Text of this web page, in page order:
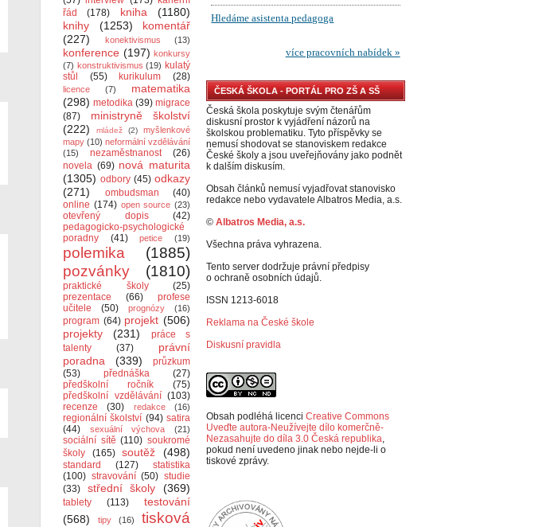
řád
(178) kniha
(1180)
knihy
(1253)
komentář
(227)
konektivismus (13)
konference (197) konkursy
(7) konstruktivismus (19) kulatý
stůl
(55) kurikulum (28)
licence (7)
matematika
(298) metodika (39) migrace
(87)
ministryně školství
(222)
mládež (2)
myšlenkové
mapy (10) neformální vzdělávání
(15)
nezaměstnanost
(26)
novela (69) nová maturita
(1305) odbory (45) odkazy
(271)
ombudsman
(40)
online (174) open source (23)
otevřený dopis
(42)
pedagogicko-psychologické
poradny
(41) petice (19)
polemika
(1885)
pozvánky
(1810)
praktické školy
(25)
prezentace
(66)
profese
učitele
(50) prognózy (16)
program (64) projekt (506)
projekty
(231)
práce s
talenty
(37)
právní
poradna
(339)
průzkum
(53)
přednáška
(27)
předškolní ročník
(75)
předškolní vzdělávání (103)
recenze
(30) redakce (16)
regionální školství (94) satira
(44)
sexuální výchova (21)
sociální sítě (110) soukromé
školy
(165) soutěž (498)
standard (127)
statistika
(100) stravování (50) studie
(33)
střední školy (369)
tablety (113)
testování
(568)
tipy (16)
tisková
ČESKÁ ŠKOLA - PORTÁL PRO ZŠ A SŠ
Česká škola poskytuje svým čtenářům
diskusní prostor k vyjádření názorů na
školskou problematiku. Tyto příspěvky se
nemusí shodovat se stanoviskem redakce
České školy a jsou uveřejňovány jako podnět
k dalším diskusím.
Obsah článků nemusí vyjadřovat stanovisko
redakce nebo vydavatele Albatros Media, a.s.
© Albatros Media, a.s.
Všechna práva vyhrazena.
Tento server dodržuje právní předpisy
o ochraně osobních údajů.
ISSN 1213-6018
Reklama na České škole
Diskusní pravidla
Obsah podléhá licenci Creative Commons
Uveďte autora-Neužívejte dílo komerčně-
Nezasahujte do díla 3.0 Česká republika
pokud není uvedeno jinak nebo nejde-li o
tiskové zprávy.